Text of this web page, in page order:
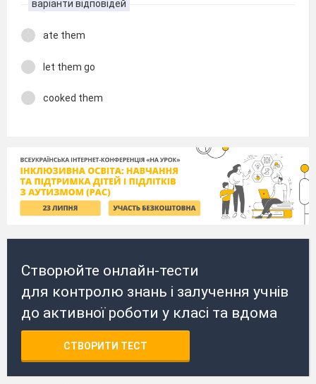
варіанти відповідей
ate them
let them go
cooked them
Створюйте онлайн-тести
для контролю знань і залучення учнів
до активної роботи у класі та вдома
СТВОРИТИ ТЕСТ